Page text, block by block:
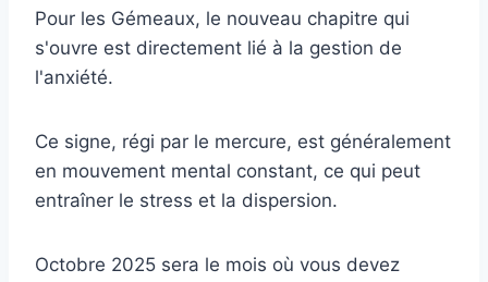
Pour les Gémeaux, le nouveau chapitre qui
s'ouvre est directement lié à la gestion de
l'anxiété.
Ce signe, régi par le mercure, est généralement
en mouvement mental constant, ce qui peut
entraîner le stress et la dispersion.
Octobre 2025 sera le mois où vous devez